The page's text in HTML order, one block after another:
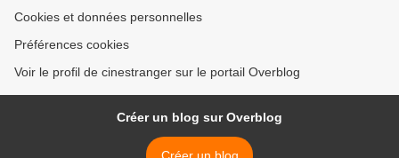
Cookies et données personnelles
Préférences cookies
Voir le profil de cinestranger sur le portail Overblog
Créer un blog sur Overblog